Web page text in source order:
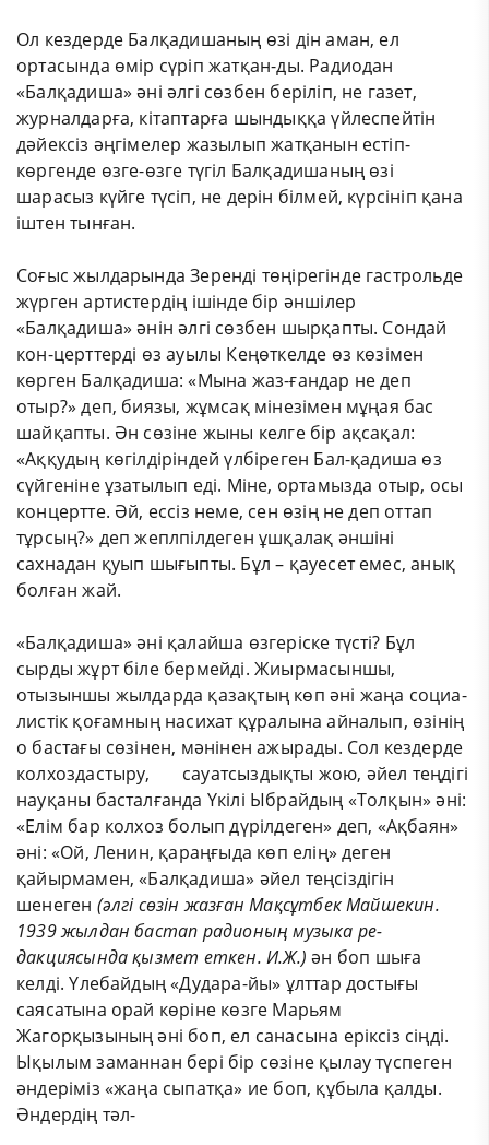
Ол кездерде Балқадишаның өзі дін аман, ел
ортасында өмір сүріп жатқан-ды. Радиодан
«Балқадиша» әні әлгі сөзбен беріліп, не газет,
журналдарға, кітаптарға шындыққа үйлеспейтін
дәйексіз әңгімелер жазылып жатқанын естіп-
көргенде өзге-өзге түгіл Балқадишаның өзі
шарасыз күйге түсіп, не дерін білмей, күрсініп қана
іштен тынған.
Соғыс жылдарында Зеренді төңірегінде гастрольде
жүрген артистердің ішінде бір әншілер
«Балқадиша» әнін әлгі сөзбен шырқапты. Сондай
кон-церттерді өз ауылы Кеңөткелде өз көзімен
көрген Балқадиша: «Мына жаз-ғандар не деп
отыр?» деп, биязы, жұмсақ мінезімен мұңая бас
шайқапты. Ән сөзіне жыны келге бір ақсақал:
«Аққудың көгілдіріндей үлбіреген Бал-қадиша өз
сүйгеніне ұзатылып еді. Міне, ортамызда отыр, осы
концертте. Әй, ессіз неме, сен өзің не деп оттап
тұрсың?» деп жеплпілдеген ұшқалақ әншіні
сахнадан қуып шығыпты. Бұл – қауесет емес, анық
болған жай.
«Балқадиша» әні қалайша өзгеріске түсті? Бұл
сырды жұрт біле бермейді. Жиырмасыншы,
отызыншы жылдарда қазақтың көп әні жаңа социа-
листік қоғамның насихат құралына айналып, өзінің
о бастағы сөзінен, мәнінен ажырады. Сол кездерде
колхоздастыру, сауатсыздықты жою, әйел теңдігі
науқаны басталғанда Үкілі Ыбрайдың «Толқын» әні:
«Елім бар колхоз болып дүрілдеген» деп, «Ақбаян»
әні: «Ой, Ленин, қараңғыда көп елің» деген
қайырмамен, «Балқадиша» әйел теңсіздігін
шенеген (әлгі сөзін жазған Мақсұтбек Майшекин.
1939 жылдан бастап радионың музыка ре-
дакциясында қызмет еткен. И.Ж.)ән боп шыға
келді. Үлебайдың «Дудара-йы» ұлттар достығы
саясатына орай көріне көзге Марьям
Жагорқызының әні боп, ел санасына еріксіз сіңді.
Ықылым заманнан бері бір сөзіне қылау түспеген
әндеріміз «жаңа сыпатқа» ие боп, құбыла қалды.
Әндердің тәл-